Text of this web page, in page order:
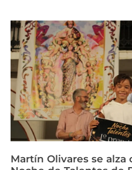
Martín Olivares se alza